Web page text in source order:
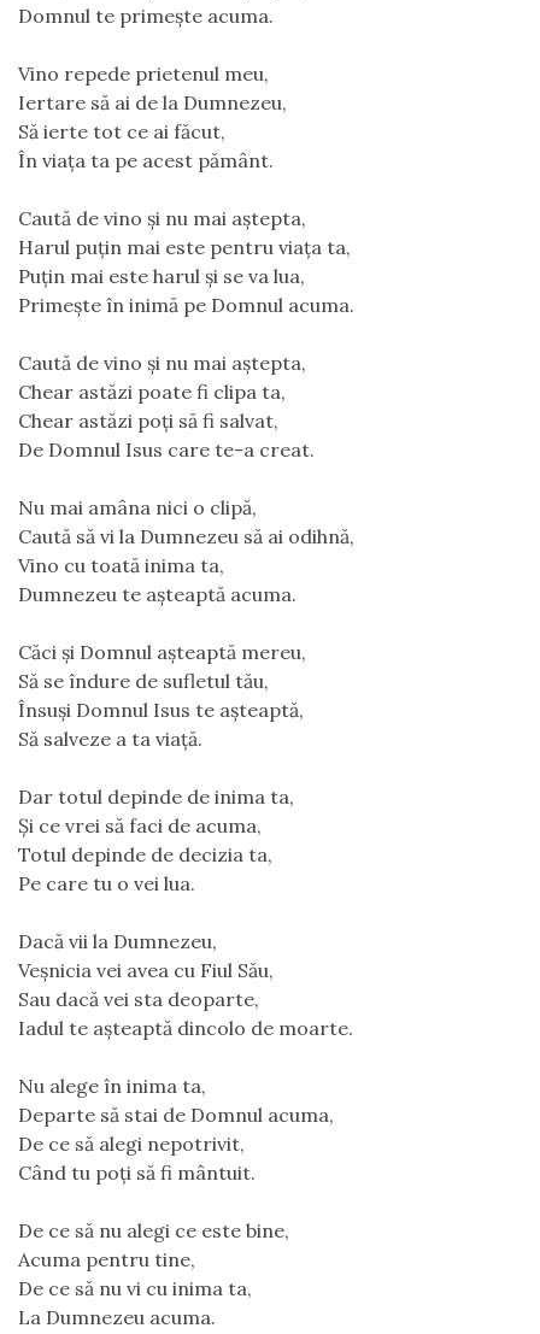
Domnul te primește acuma.
Vino repede prietenul meu,
Iertare să ai de la Dumnezeu,
Să ierte tot ce ai făcut,
În viața ta pe acest pământ.
Caută de vino și nu mai aștepta,
Harul puțin mai este pentru viața ta,
Puțin mai este harul și se va lua,
Primește în inimă pe Domnul acuma.
Caută de vino și nu mai aștepta,
Chear astăzi poate fi clipa ta,
Chear astăzi poți să fi salvat,
De Domnul Isus care te-a creat.
Nu mai amâna nici o clipă,
Caută să vi la Dumnezeu să ai odihnă,
Vino cu toată inima ta,
Dumnezeu te așteaptă acuma.
Căci și Domnul așteaptă mereu,
Să se îndure de sufletul tău,
Însuși Domnul Isus te așteaptă,
Să salveze a ta viață.
Dar totul depinde de inima ta,
Și ce vrei să faci de acuma,
Totul depinde de decizia ta,
Pe care tu o vei lua.
Dacă vii la Dumnezeu,
Veșnicia vei avea cu Fiul Său,
Sau dacă vei sta deoparte,
Iadul te așteaptă dincolo de moarte.
Nu alege în inima ta,
Departe să stai de Domnul acuma,
De ce să alegi nepotrivit,
Când tu poți să fi mântuit.
De ce să nu alegi ce este bine,
Acuma pentru tine,
De ce să nu vi cu inima ta,
La Dumnezeu acuma.